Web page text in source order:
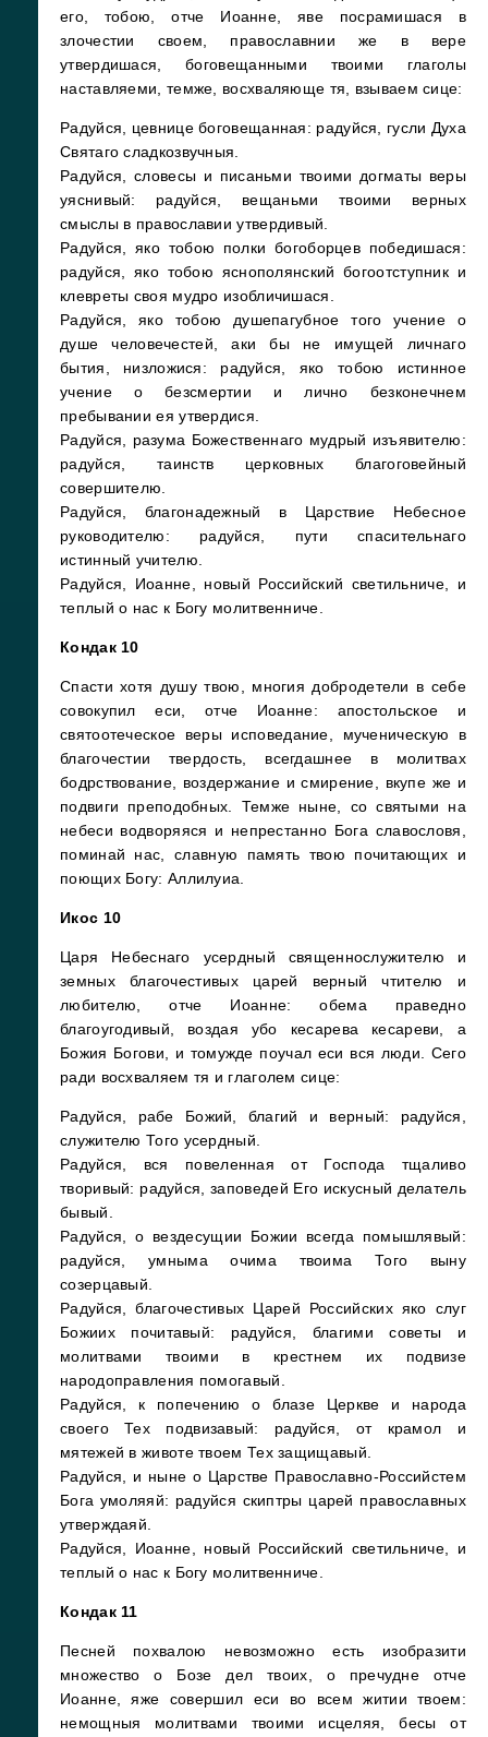
его, тобою, отче Иоанне, яве посрамишася в
злочестии своем, православнии же в вере
утвердишася, боговещанными твоими глаголы
наставляеми, темже, восхваляюще тя, взываем сице:
Радуйся, цевнице боговещанная: радуйся, гусли Духа
Святаго сладкозвучныя.
Радуйся, словесы и писаньми твоими догматы веры
уяснивый: радуйся, вещаньми твоими верных
смыслы в православии утвердивый.
Радуйся, яко тобою полки богоборцев победишася:
радуйся, яко тобою яснополянский богоотступник и
клевреты своя мудро изобличишася.
Радуйся, яко тобою душепагубное того учение о
душе человечестей, аки бы не имущей личнаго
бытия, низложися: радуйся, яко тобою истинное
учение о безсмертии и лично безконечнем
пребывании ея утвердися.
Радуйся, разума Божественнаго мудрый изъявителю:
радуйся, таинств церковных благоговейный
совершителю.
Радуйся, благонадежный в Царствие Небесное
руководителю: радуйся, пути спасительнаго
истинный учителю.
Радуйся, Иоанне, новый Российский светильниче, и
теплый о нас к Богу молитвенниче.
Кондак 10
Спасти хотя душу твою, многия добродетели в себе
совокупил еси, отче Иоанне: апостольское и
святоотеческое веры исповедание, мученическую в
благочестии твердость, всегдашнее в молитвах
бодрствование, воздержание и смирение, вкупе же и
подвиги преподобных. Темже ныне, со святыми на
небеси водворяяся и непрестанно Бога славословя,
поминай нас, славную память твою почитающих и
поющих Богу: Аллилуиа.
Икос 10
Царя Небеснаго усердный священнослужителю и
земных благочестивых царей верный чтителю и
любителю, отче Иоанне: обема праведно
благоугодивый, воздая убо кесарева кесареви, а
Божия Богови, и томужде поучал еси вся люди. Сего
ради восхваляем тя и глаголем сице:
Радуйся, рабе Божий, благий и верный: радуйся,
служителю Того усердный.
Радуйся, вся повеленная от Господа тщаливо
творивый: радуйся, заповедей Его искусный делатель
бывый.
Радуйся, о вездесущии Божии всегда помышлявый:
радуйся, умныма очима твоима Того выну
созерцавый.
Радуйся, благочестивых Царей Российских яко слуг
Божиих почитавый: радуйся, благими советы и
молитвами твоими в крестнем их подвизе
народоправления помогавый.
Радуйся, к попечению о блазе Церкве и народа
своего Тех подвизавый: радуйся, от крамол и
мятежей в животе твоем Тех защищавый.
Радуйся, и ныне о Царстве Православно-Российстем
Бога умоляяй: радуйся скиптры царей православных
утверждаяй.
Радуйся, Иоанне, новый Российский светильниче, и
теплый о нас к Богу молитвенниче.
Кондак 11
Песней похвалою невозможно есть изобразити
множество о Бозе дел твоих, о пречудне отче
Иоанне, яже совершил еси во всем житии твоем:
немощныя молитвами твоими исцеляя, бесы от